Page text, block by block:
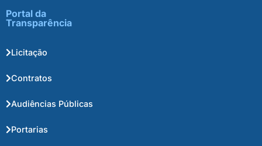
Portal da
Transparência
Licitação
Contratos
Audiências Públicas
Portarias